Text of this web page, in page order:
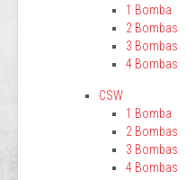
1 Bomba
2 Bombas
3 Bombas
4 Bombas
CSW
1 Bomba
2 Bombas
3 Bombas
4 Bombas